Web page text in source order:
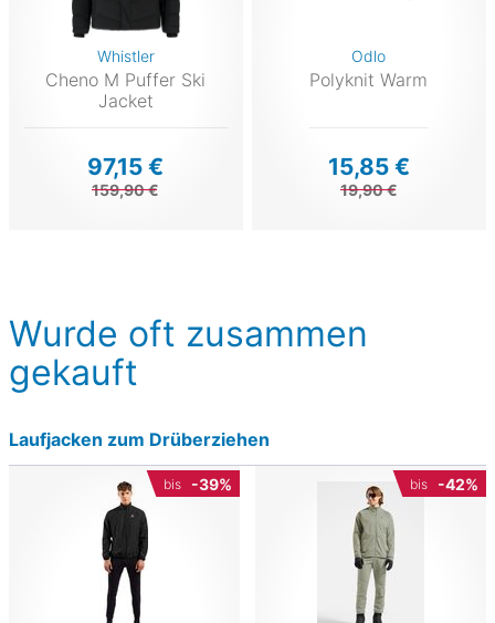
Whistler
Cheno M Puffer Ski
Jacket
97,15 €
159,90 €
Odlo
Polyknit Warm
15,85 €
19,90 €
Wurde oft zusammen
gekauft
Laufjacken zum Drüberziehen
bis -39% bis -42%